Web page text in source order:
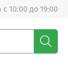
с 10:00 до 19:00